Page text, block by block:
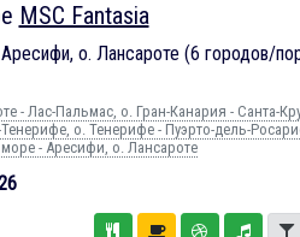
MSC Fantasia
Аресифи, о. Лансароте (6 городов/
- Лас-Пальмас, о. Гран-Канария - Санта-
о. Тенерифе - Пуэрто-дель-
- Аресифи, о. Лансароте